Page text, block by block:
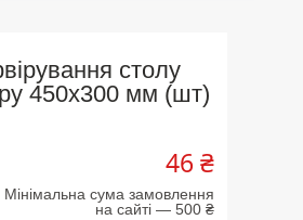
столу
450х300 мм (шт)
46 ₴
Мінімальна сума замовлення
на сайті — 500 ₴